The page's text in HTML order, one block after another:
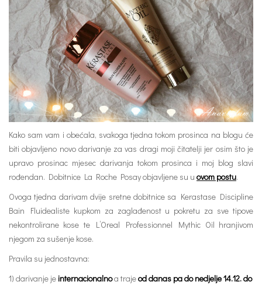
Kako sam vam i obećala, svakoga tjedna tokom prosinca na blogu će
biti objavljeno novo darivanje za vas dragi moji čitatelji jer osim što je
upravo prosinac mjesec darivanja tokom prosinca i moj blog slavi
rođendan. Dobitnice La Roche Posay objavljene su u ovom postu.
Ovoga tjedna darivam dvije sretne dobitnice sa Kerastase Discipline
Bain Fluidealiste kupkom za zaglađenost u pokretu za sve tipove
nekontrolirane kose te L’Oreal Professionnel Mythic Oil hranjivom
njegom za sušenje kose.
Pravila su jednostavna:
1) darivanje je internacionalnoa trajeod danas pa do nedjelje 14.12. do